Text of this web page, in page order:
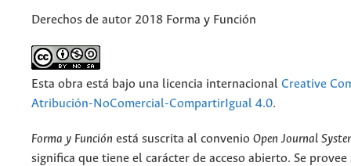
Derechos de autor 2018 Forma y Función
Esta obra está bajo una licencia internacional Creative
Atribución-NoComercial-CompartirIgual 4.0.
Forma y Función está suscrita al convenio Open Journal
significa que tiene el carácter de acceso abierto. Se provee